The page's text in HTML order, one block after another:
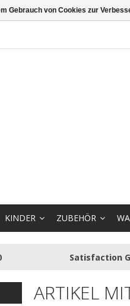
KINDER ZUBEHÖR
Satisfaction
ARTIKEL
Gebrauch von Cookies zur